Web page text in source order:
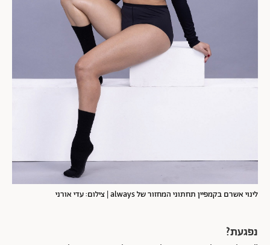
לינוי אשרם בקמפיין תחתוני המחזור של always | צילום: עדי אורני
נפגעת?